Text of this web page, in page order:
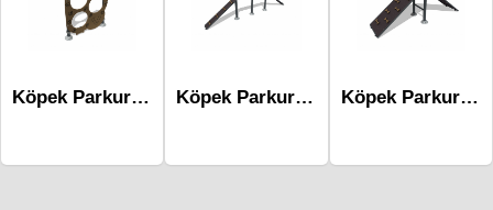
Köpek Parkurları Mdg-1004 Köpek Parkurları Mdg-1008 Köpek Parkurları Mdg-1007